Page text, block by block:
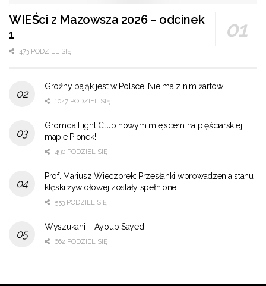
WIEŚci z Mazowsza 2026 – odcinek
1
473 PODZIEL SIĘ
Groźny pająk jest w Polsce. Nie ma z nim żartów
1047 PODZIEL SIĘ
Gromda Fight Club nowym miejscem na pięściarskiej
mapie Pionek!
490 PODZIEL SIĘ
Prof. Mariusz Wieczorek: Przesłanki wprowadzenia stanu
klęski żywiołowej zostały spełnione
553 PODZIEL SIĘ
Wyszukani – Ayoub Sayed
662 PODZIEL SIĘ